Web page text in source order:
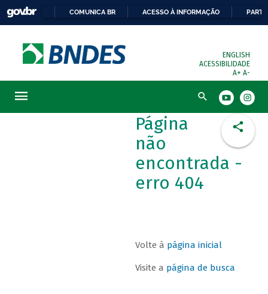
COMUNICA BR ACESSO À INFORMAÇÃO
ENGLISH
ACESSIBILIDADE
A+ A-
Busca
Página
não
encontrada -
erro 404
Volte à página inicial
Visite a página de busca